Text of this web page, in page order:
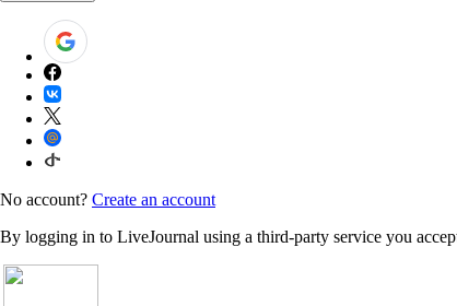
No account? Create an account
By logging in to LiveJournal using a third-party service you